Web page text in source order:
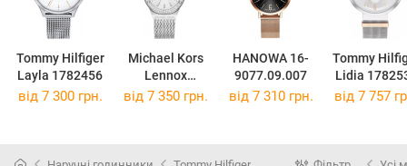
Tommy Hilfiger
Layla 1782456
Michael Kors
Lennox
MK7337
HANOWA 16-
9077.09.007
Tommy
Lidia
від 7 300 грн. від 7 350 грн. від 7 310 грн. від 7 757